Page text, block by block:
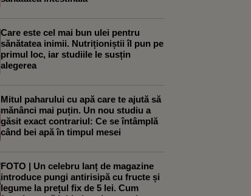
Care este cel mai bun ulei pentru
sănătatea inimii. Nutriționiștii îl pun pe
primul loc, iar studiile le susțin
alegerea
Mitul paharului cu apă care te ajută să
mănânci mai puțin. Un nou studiu a
găsit exact contrariul: Ce se întâmplă
când bei apă în timpul mesei
FOTO | Un celebru lanț de magazine
introduce pungi antirisipă cu fructe și
legume la prețul fix de 5 lei. Cum